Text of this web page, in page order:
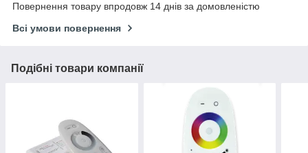
Повернення товару впродовж 14 днів за домовленістю
Всі умови повернення
Подібні товари компанії